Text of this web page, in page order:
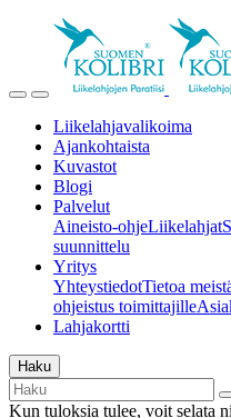
Liikelahjavalikoima
Ajankohtaista
Kuvastot
Blogi
Palvelut
Aineisto-ohjeLiikelahjat
suunnittelu
Yritys
YhteystiedotTietoa
ohjeistus toimittajille
Lahjakortti
Haku
Kun tuloksia tulee, voit selata